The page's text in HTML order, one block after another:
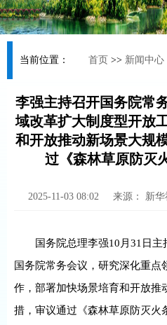
当前位置： 首页 >> 新闻中心
李强主持召开国务院常
域改革扩大制度型开放
和开放推动新场景大规
过《森林草原防灭
2025-11-03 08:02 来源： 新华
国务院总理李强10月31日主
国务院常务会议，研究深化重点
作，部署加快场景培育和开放推
措，审议通过《森林草原防灭火